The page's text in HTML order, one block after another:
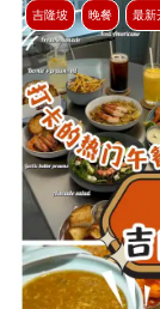
吉隆坡 晚餐 最新